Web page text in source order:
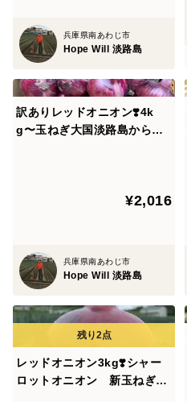
兵庫県南あわじ市
Hope Will 淡路島
訳ありレッドオニオン❣️4k
g〜玉ねぎ大国淡路島からの
¥2,016
兵庫県南あわじ市
Hope Will 淡路島
レッドオニオン3kg❣️シャー
ロットオニオン 新玉ねぎ